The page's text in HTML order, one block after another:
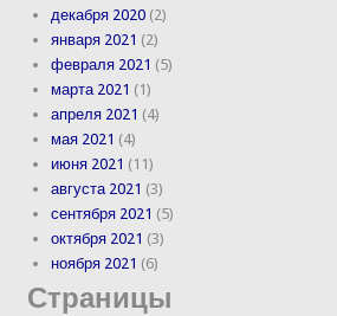
декабря 2020 (2)
января 2021 (2)
февраля 2021 (5)
марта 2021 (1)
апреля 2021 (4)
мая 2021 (4)
июня 2021 (11)
августа 2021 (3)
сентября 2021 (5)
октября 2021 (3)
ноября 2021 (6)
Страницы